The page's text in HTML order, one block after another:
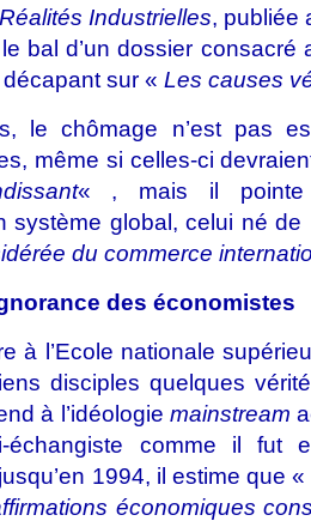
Réalités Industrielles, publiée
le bal d’un dossier
sur « Les causes
le chômage n’est pas
même si celles-ci
« , mais il pointe
système global, celui né
du commerce
des économistes
à l’Ecole nationale
disciples quelques
à l’idéologie mainstream
échangiste comme il fut
1994, il estime que «
économiques